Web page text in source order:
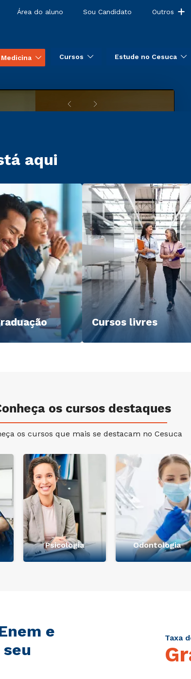
Área do aluno Sou Candidato Outros
Cursos Estude no Cesuca
aqui
Cursos livres
os cursos destaques
os cursos que mais se destacam no Cesuca
Psicologia Odontologia
e
Taxa